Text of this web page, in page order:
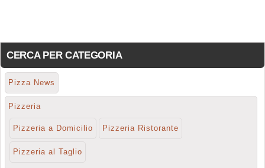
CERCA PER CATEGORIA
Pizza News
Pizzeria
Pizzeria a Domicilio Pizzeria Ristorante
Pizzeria al Taglio